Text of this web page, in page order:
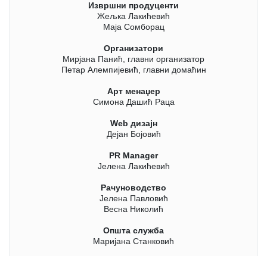
Извршни продуценти
Жељка Лакићевић
Маја Сомборац
Организатори
Мирјана Панић, главни организатор
Петар Алемпијевић, главни домаћин
Арт менаџер
Симона Дашић Раца
Wеb дизајн
Дејан Бојовић
PR Manager
Јелена Лакићевић
Рачуноводство
Јелена Павловић
Весна Николић
Општа служба
Маријана Станковић